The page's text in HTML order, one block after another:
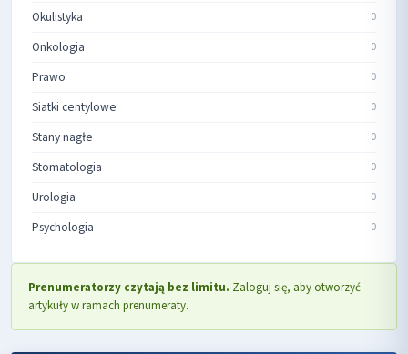
Okulistyka 0
Onkologia 0
Prawo 0
Siatki centylowe 0
Stany nagłe 0
Stomatologia 0
Urologia 0
Psychologia 0
Prenumeratorzy czytają bez limitu. Zaloguj się, aby otworzyć
artykuły w ramach prenumeraty.